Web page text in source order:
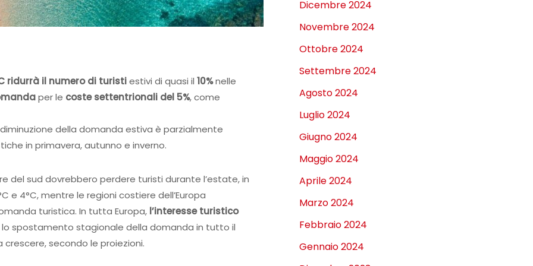
ridurrà il numero di turistiestivi di quasi il 10%nelle
per le coste settentrionali del 5%, come
della domanda estiva è parzialmente
in primavera, autunno e inverno.
del sud dovrebbero perdere turisti durante l’estate, in
e 4°C, mentre le regioni costiere dell’Europa
turistica. In tutta Europa, l’interesse turistico
lo spostamento stagionale della domanda in tutto il
secondo le proiezioni.
Dicembre 2024
Novembre 2024
Ottobre 2024
Settembre 2024
Agosto 2024
Luglio 2024
Giugno 2024
Maggio 2024
Aprile 2024
Marzo 2024
Febbraio 2024
Gennaio 2024